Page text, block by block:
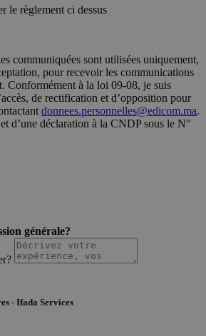
le règlement ci dessus
communiquées sont utilisées uniquement,
pour recevoir les communications
Conformément à la loi 09-08, je suis
de rectification et d’opposition pour
donnees.personnelles@edicom.ma.
d’une déclaration à la CNDP sous le N°
générale?
- Ifada Services